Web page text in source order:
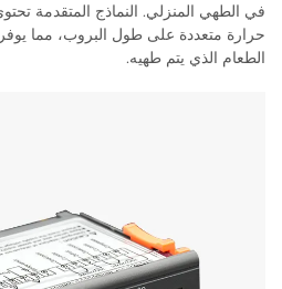
في الطهي المنزلي. النماذج المتقدمة
حرارة متعددة على طول البروب، مما
الطعام الذي يتم طهيه.